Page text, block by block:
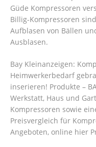
Güde Kompressoren
Billig-Kompressoren
Aufblasen von Bällen
Ausblasen.
Bay Kleinanzeigen:
Heimwerkerbedarf
inserieren! Produkte –
Werkstatt, Haus und
Kompressoren sowie
Preisvergleich für
Angeboten, online hier